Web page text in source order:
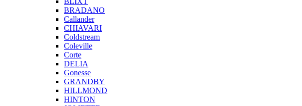
BRADANO
Callander
CHIAVARI
Coldstream
Coleville
Corte
DELIA
Gonesse
GRANDBY
HILLMOND
HINTON